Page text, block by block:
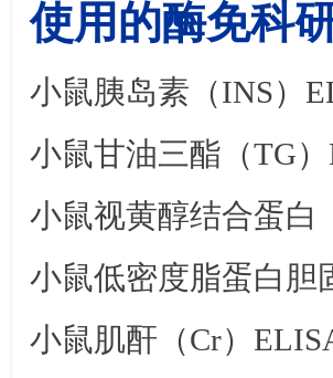
使用的酶免科
小鼠胰岛素（INS）
小鼠甘油三酯（TG
小鼠视黄醇结合蛋白
小鼠低密度脂蛋白胆
小鼠肌酐（Cr）